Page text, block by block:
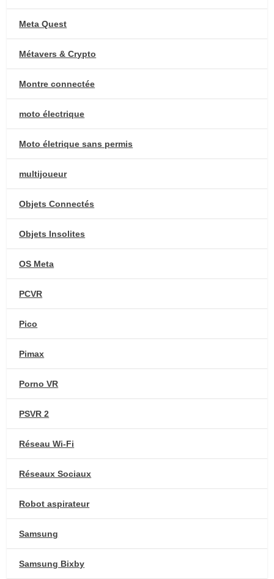
Meta Quest
Métavers & Crypto
Montre connectée
moto électrique
Moto életrique sans permis
multijoueur
Objets Connectés
Objets Insolites
OS Meta
PCVR
Pico
Pimax
Porno VR
PSVR 2
Réseau Wi-Fi
Réseaux Sociaux
Robot aspirateur
Samsung
Samsung Bixby